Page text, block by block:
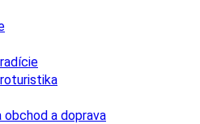
obchod a doprava